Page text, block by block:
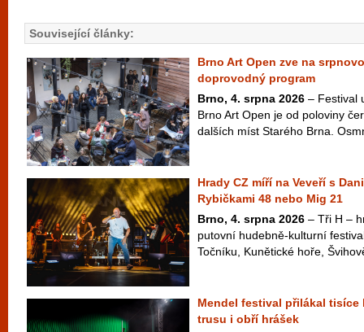
Související články:
Brno Art Open zve na
doprovodný program
Brno, 4. srpna 2026 – Festival
Brno Art Open je od poloviny
dalších míst Starého Brna.
Hrady CZ míří na Veveří s
Rybičkami 48 nebo Mig 21
Brno, 4. srpna 2026 – Tři H –
putovní hudebně-kulturní
Točníku, Kunětické hoře,
Mendel festival přilákal tisíce
trusu i obří hrášek